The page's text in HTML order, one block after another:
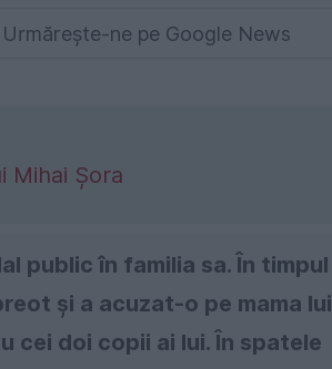
Urmărește-ne pe Google News
Mihai Șora
public în familia sa. În timpul
și a acuzat-o pe mama lui
cei doi copii ai lui. În spatele